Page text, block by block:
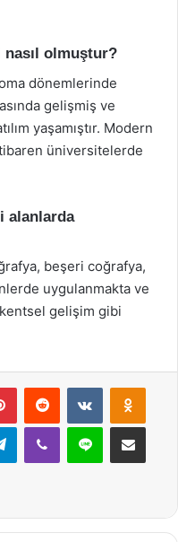
olmuştur?
dönemlerinde
gelişmiş ve
yaşamıştır. Modern
üniversitelerde
alanlarda
beşeri coğrafya,
uygulanmakta ve
gelişim gibi
PinterestReddit VKontakte
TelegramViber Line E-Posta ile